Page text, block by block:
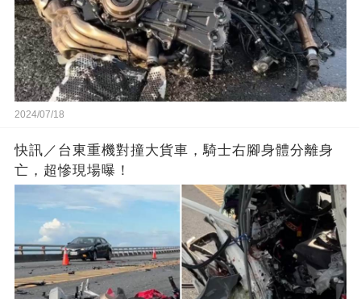
2024/07/18
快訊／台東重機對撞大貨車，騎士右腳身體分離身
亡，超慘現場曝！